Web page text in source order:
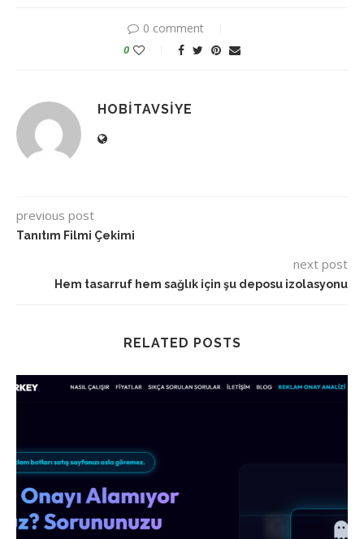
0 comment
0
HOBITAVSIYE
previous post
Tanıtım Filmi Çekimi
next post
Hem tasarruf hem sağlık için şu deposu izolasyonu
RELATED POSTS